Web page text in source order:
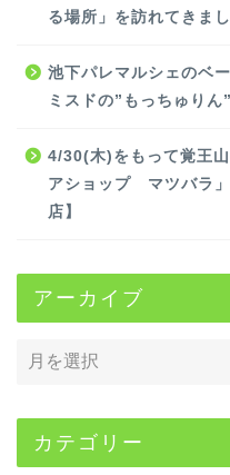
る場所」を訪れてきま
池下パレマルシェのベ
ミスドの”もっちゅりん
4/30(木)をもって覚王
アショップ マツバラ」
店】
アーカイブ
カテゴリー